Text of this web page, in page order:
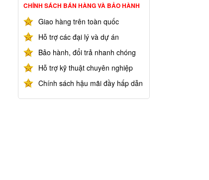
CHÍNH SÁCH BÁN HÀNG VÀ BẢO HÀNH
Giao hàng trên toàn quốc
Hỗ trợ các đại lý và dự án
Bảo hành, đổi trả nhanh chóng
Hỗ trợ kỹ thuật chuyên nghiệp
Chính sách hậu mãi đầy hấp dẫn